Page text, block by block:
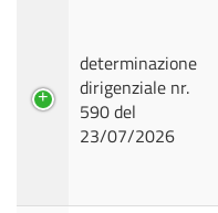
determinazione
dirigenziale nr.
590 del
23/07/2026